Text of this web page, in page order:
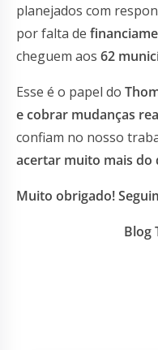
planejados com
por falta de
cheguem aos 62
Esse é o papel do
e cobrar mudanças
confiam no nosso
acertar muito mais do
Muito obrigado!
Blog